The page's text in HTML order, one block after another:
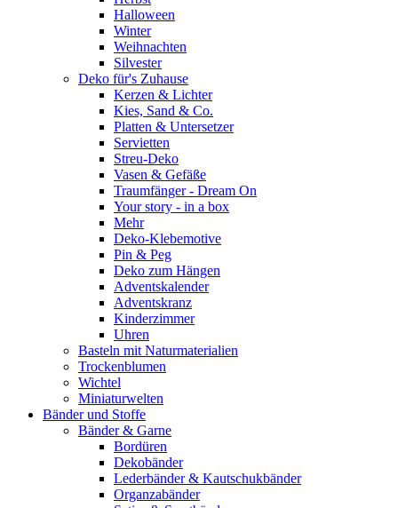
Halloween
Winter
Weihnachten
Silvester
Deko für's Zuhause
Kerzen & Lichter
Kies, Sand & Co.
Platten & Untersetzer
Servietten
Streu-Deko
Vasen & Gefäße
Traumfänger - Dream On
Your story - in a box
Mehr
Deko-Klebemotive
Pin & Peg
Deko zum Hängen
Adventskalender
Adventskranz
Kinderzimmer
Uhren
Basteln mit Naturmaterialien
Trockenblumen
Wichtel
Miniaturwelten
Bänder und Stoffe
Bänder & Garne
Bordüren
Dekobänder
Lederbänder & Kautschukbänder
Organzabänder